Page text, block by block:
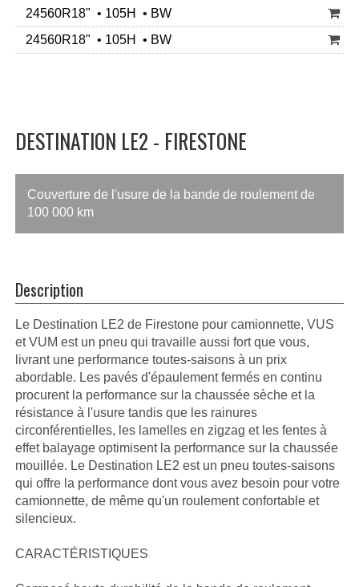
24560R18" • 105H • BW
24560R18" • 105H • BW
DESTINATION LE2 - FIRESTONE
Couverture de l'usure de la bande de roulement de
100 000 km
Description
Le Destination LE2 de Firestone pour camionnette, VUS
et VUM est un pneu qui travaille aussi fort que vous,
livrant une performance toutes-saisons à un prix
abordable. Les pavés d'épaulement fermés en continu
procurent la performance sur la chaussée sèche et la
résistance à l'usure tandis que les rainures
circonférentielles, les lamelles en zigzag et les fentes à
effet balayage optimisent la performance sur la chaussée
mouillée. Le Destination LE2 est un pneu toutes-saisons
qui offre la performance dont vous avez besoin pour votre
camionnette, de même qu'un roulement confortable et
silencieux.
CARACTÉRISTIQUES